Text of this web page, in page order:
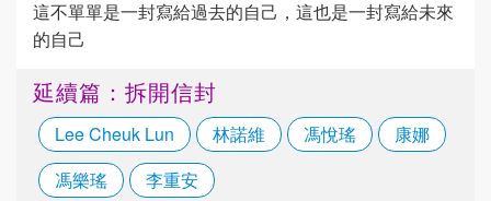
這不單單是一封寫給過去的自己，這也是一封寫給未來
的自己
延續篇：拆開信封
Lee Cheuk Lun 林諾維 馮悅瑤
康娜
馮樂瑤
李重安